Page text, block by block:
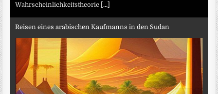
Wahrscheinlichkeitstheorie [...]
Reisen eines arabischen Kaufmanns in den Sudan